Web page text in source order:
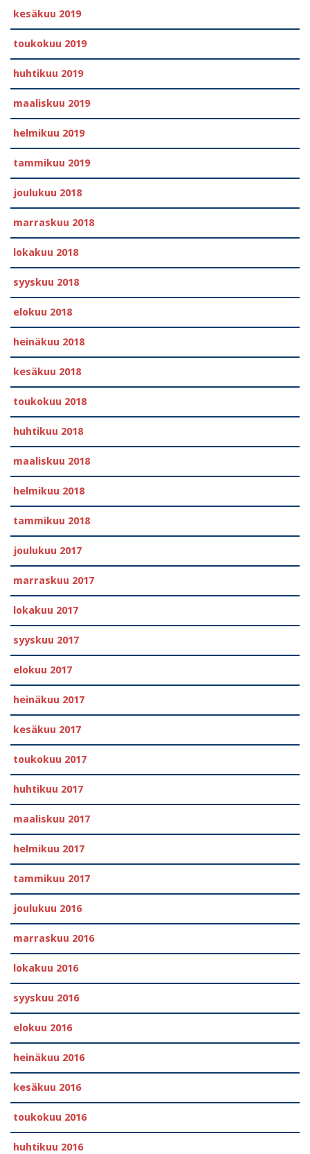
kesäkuu 2019
toukokuu 2019
huhtikuu 2019
maaliskuu 2019
helmikuu 2019
tammikuu 2019
joulukuu 2018
marraskuu 2018
lokakuu 2018
syyskuu 2018
elokuu 2018
heinäkuu 2018
kesäkuu 2018
toukokuu 2018
huhtikuu 2018
maaliskuu 2018
helmikuu 2018
tammikuu 2018
joulukuu 2017
marraskuu 2017
lokakuu 2017
syyskuu 2017
elokuu 2017
heinäkuu 2017
kesäkuu 2017
toukokuu 2017
huhtikuu 2017
maaliskuu 2017
helmikuu 2017
tammikuu 2017
joulukuu 2016
marraskuu 2016
lokakuu 2016
syyskuu 2016
elokuu 2016
heinäkuu 2016
kesäkuu 2016
toukokuu 2016
huhtikuu 2016